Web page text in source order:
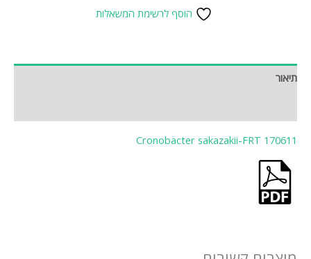
הוסף לרשימת המשאלות
תיאור
Cronobacter sakazakii-FRT 170611